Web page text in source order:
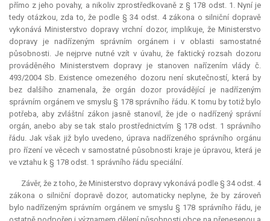
přímo z jeho povahy, a nikoliv zprostředkovaně z § 178 odst. 1. Nyní je
tedy otázkou, zda to, že podle § 34 odst. 4 zákona o silniční dopravě
vykonává Ministerstvo dopravy vrchní dozor, implikuje, že Ministerstvo
dopravy je nadřízeným správním orgánem i v oblasti samostatné
působnosti. Je nejprve nutné vzít v úvahu, že faktický rozsah dozoru
prováděného Ministerstvem dopravy je stanoven nařízením vlády č.
493/2004 Sb. Existence omezeného dozoru není skutečností, která by
bez dalšího znamenala, že orgán dozor provádějící je nadřízeným
správním orgánem ve smyslu § 178 správního řádu. K tomu by totiž bylo
potřeba, aby zvláštní zákon jasně stanovil, že jde o nadřízený správní
orgán, anebo aby se tak stalo prostřednictvím § 178 odst. 1 správního
řádu. Jak však již bylo uvedeno, úprava nadřízeného správního orgánu
pro řízení ve věcech v samostatné působnosti kraje je úpravou, která je
ve vztahu k § 178 odst. 1 správního řádu speciální.
Závěr, že z toho, že Ministerstvo dopravy vykonává podle § 34 odst. 4
zákona o silniční dopravě dozor, automaticky neplyne, že by zároveň
bylo nadřízeným správním orgánem ve smyslu § 178 správního řádu, je